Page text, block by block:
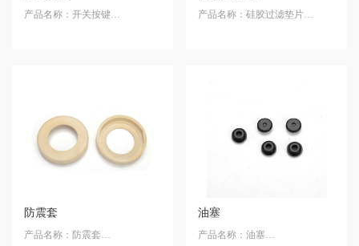
产品名称：开关按键
产品名称：硅胶过滤垫片
防震套
产品名称：防震套
油塞
产品名称：油塞